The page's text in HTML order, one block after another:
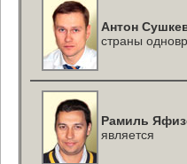
Антон
страны
Рамиль
является